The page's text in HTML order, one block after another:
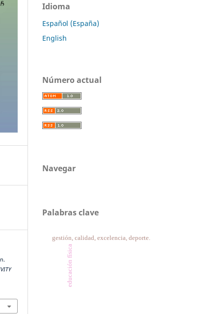
Idioma
Español (España)
English
Número actual
Navegar
Palabras clave
educación física
gestión, calidad, excelencia, deporte.